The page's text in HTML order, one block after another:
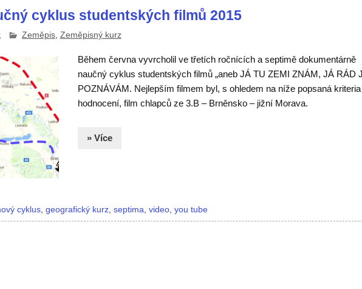
cyklus studentských filmů 2015
Zeměpis, Zeměpisný kurz
Během června vyvrcholil ve třetích ročnících a septimě dokumentárně
naučný cyklus studentských filmů „aneb JÁ TU ZEMI ZNÁM, JÁ RÁD
POZNÁVÁM. Nejlepším filmem byl, s ohledem na níže popsaná kriteria
hodnocení, film chlapců ze 3.B – Brněnsko – jižní Morava.
» Více
cyklus,geografický kurz,septima,video,you tube